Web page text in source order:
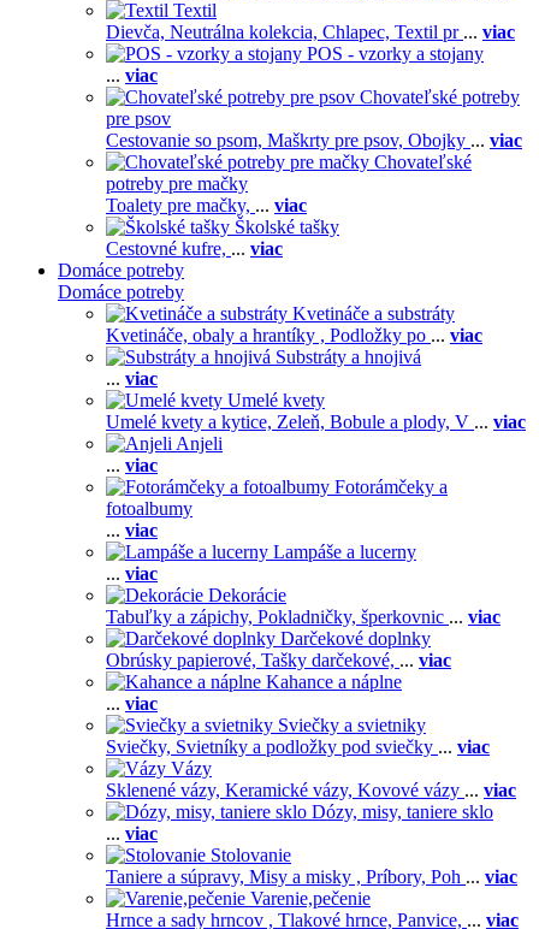
Textil
Dievča, Neutrálna kolekcia, Chlapec, Textil pr ... viac
POS - vzorky a stojany
... viac
Chovateľské potreby
pre psov
Cestovanie so psom, Maškrty pre psov, Obojky ... viac
Chovateľské
potreby pre mačky
Toalety pre mačky, ... viac
Školské tašky
Cestovné kufre, ... viac
Domáce potreby
Domáce potreby
Kvetináče a substráty
Kvetináče, obaly a hrantíky , Podložky po ... viac
Substráty a hnojivá
... viac
Umelé kvety
Umelé kvety a kytice, Zeleň, Bobule a plody, V ... viac
Anjeli
... viac
Fotorámčeky a
fotoalbumy
... viac
Lampáše a lucerny
... viac
Dekorácie
Tabuľky a zápichy, Pokladničky, šperkovnic ... viac
Darčekové doplnky
Obrúsky papierové, Tašky darčekové, ... viac
Kahance a náplne
... viac
Sviečky a svietniky
Sviečky, Svietníky a podložky pod sviečky ... viac
Vázy
Sklenené vázy, Keramické vázy, Kovové vázy ... viac
Dózy, misy, taniere sklo
... viac
Stolovanie
Taniere a súpravy, Misy a misky , Príbory, Poh ... viac
Varenie,pečenie
Hrnce a sady hrncov , Tlakové hrnce, Panvice, ... viac